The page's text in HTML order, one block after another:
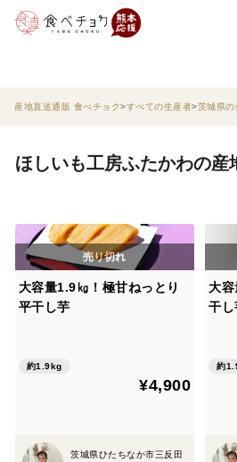
産地直送通販 食べチョク すべての生産者 茨城県の
ほしいも工房ふたかわの産
大容量1.9㎏！極甘ねっとり
平干し芋
約1.9kg
¥4,900
茨城県ひたちなか市三反田
大容
干し
約